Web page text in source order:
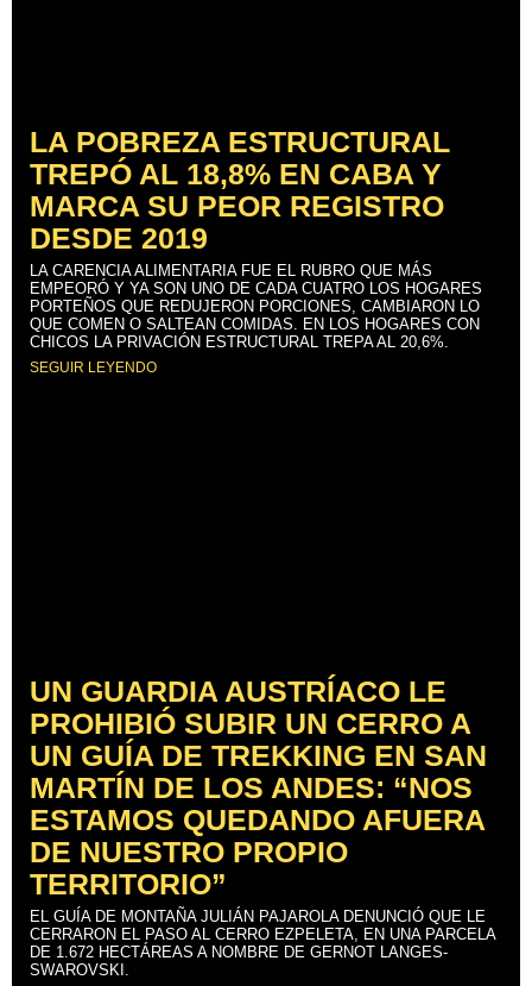
LA POBREZA ESTRUCTURAL
TREPÓ AL 18,8% EN CABA Y
MARCA SU PEOR REGISTRO
DESDE 2019
LA CARENCIA ALIMENTARIA FUE EL RUBRO QUE MÁS
EMPEORÓ Y YA SON UNO DE CADA CUATRO LOS HOGARES
PORTEÑOS QUE REDUJERON PORCIONES, CAMBIARON LO
QUE COMEN O SALTEAN COMIDAS. EN LOS HOGARES CON
CHICOS LA PRIVACIÓN ESTRUCTURAL TREPA AL 20,6%.
SEGUIR LEYENDO
UN GUARDIA AUSTRÍACO LE
PROHIBIÓ SUBIR UN CERRO A
UN GUÍA DE TREKKING EN SAN
MARTÍN DE LOS ANDES: “NOS
ESTAMOS QUEDANDO AFUERA
DE NUESTRO PROPIO
TERRITORIO”
EL GUÍA DE MONTAÑA JULIÁN PAJAROLA DENUNCIÓ QUE LE
CERRARON EL PASO AL CERRO EZPELETA, EN UNA PARCELA
DE 1.672 HECTÁREAS A NOMBRE DE GERNOT LANGES-
SWAROVSKI.